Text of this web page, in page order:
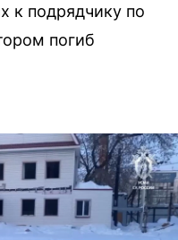
к подрядчику по
погиб